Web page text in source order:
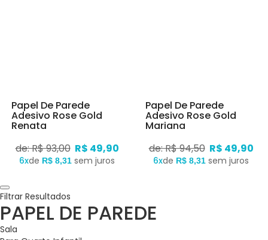
Papel De Parede
Adesivo Rose Gold
Renata
de: R$ 93,00 R$ 49,90
6xde R$ 8,31 sem juros
Papel De Parede
Adesivo Rose Gold
Mariana
de: R$ 94,50 R$ 49,90
6xde R$ 8,31 sem juros
Filtrar Resultados
PAPEL DE PAREDE
Sala